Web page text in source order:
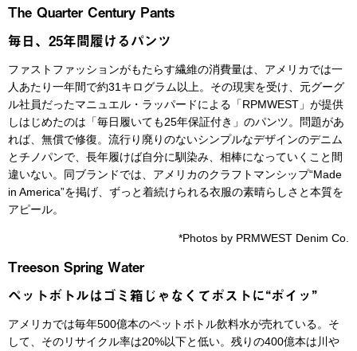
The Quarter Century Pants
毎日、25年間履けるパンツ
ファストファッションがもたらす繊維の消費量は、アメリカでは一
人あたり一年間で約31キログラム以上。その現実を受け、元グーグ
ル社員だったマニュエル・ラッパードによる「RPMWEST」が提供
しはじめたのは「毎日履いても25年保証付き」のパンツ。問題があ
れば、無償で修復。流行り廃りのないシンプルなデザインのデニム
とチノパンで、長年履けば自分に馴染み、相棒になっていくこと間
違いない。同ブランドでは、アメリカのクラフトマンシップ“Made
in America”を掲げ、ずっと着続けられる衣服の素晴らしさと本質を
アピール。
*Photos by PRMWEST Denim Co.
Treeson Spring Water
ペットボトルはゴミ箱じゃなくてポストに“ポイッ”
アメリカでは毎年500億本のペットボトル飲料水が売れている。そ
して、そのリサイクル率は20%以下と低い。残りの400億本は川や